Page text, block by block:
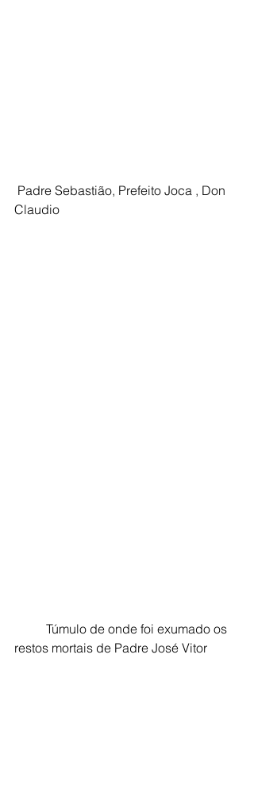
Claudio
restos mortais de Padre José Vitor